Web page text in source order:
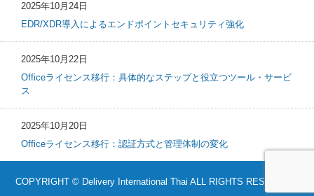
2025年10月24日
EDR/XDR導入によるエンドポイントセキュリティ強化
2025年10月22日
Officeライセンス移行：具体的なステップと役立つツール・サービ
ス
2025年10月20日
Officeライセンス移行：認証方式と管理体制の変化
COPYRIGHT © Delivery International Thai ALL RIGHTS RESERVED.